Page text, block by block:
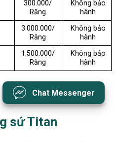
300.000/
Răng
Không bảo
hành
3.000.000/
Răng
Không bảo
hành
1.500.000/
Răng
Không bảo
hành
Chat Messenger
sứ Titan